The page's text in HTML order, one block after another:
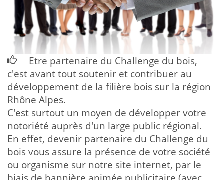
Etre partenaire du Challenge du bois,
c'est avant tout soutenir et contribuer au
développement de la filière bois sur la région
Rhône Alpes.
C'est surtout un moyen de développer votre
notoriété auprès d'un large public régional.
En effet, devenir partenaire du Challenge du
bois vous assure la présence de votre société
ou organisme sur notre site internet, par le